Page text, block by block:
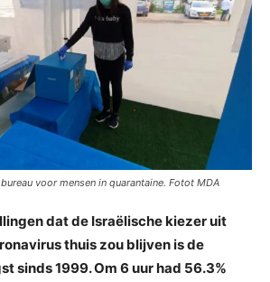
voor mensen in quarantaine. Fotot MDA
dat de Israëlische kiezer uit
thuis zou blijven is de
sinds 1999. Om 6 uur had 56.3%